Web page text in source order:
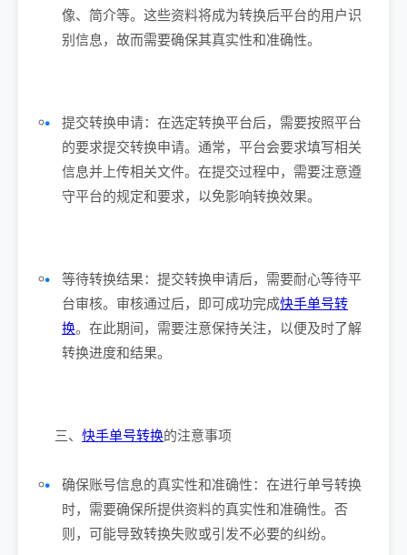
像、简介等。这些资料将成为转换后平台的用户识
别信息，故而需要确保其真实性和准确性。
提交转换申请：在选定转换平台后，需要按照平台
的要求提交转换申请。通常，平台会要求填写相关
信息并上传相关文件。在提交过程中，需要注意遵
守平台的规定和要求，以免影响转换效果。
等待转换结果：提交转换申请后，需要耐心等待平
台审核。审核通过后，即可成功完成快手单号转
换。在此期间，需要注意保持关注，以便及时了解
转换进度和结果。
三、 快手单号转换的注意事项
确保账号信息的真实性和准确性：在进行单号转换
时，需要确保所提供资料的真实性和准确性。否
则，可能导致转换失败或引发不必要的纠纷。